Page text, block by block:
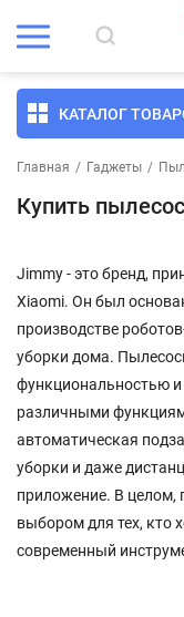
КАТАЛОГ
Главная / Гаджеты /
Купить
Jimmy - это бренд,
Xiaomi. Он был
производстве
уборки дома.
функциональностью
различными
автоматическая
уборки и даже
приложение. В
выбором для тех, кто
современный